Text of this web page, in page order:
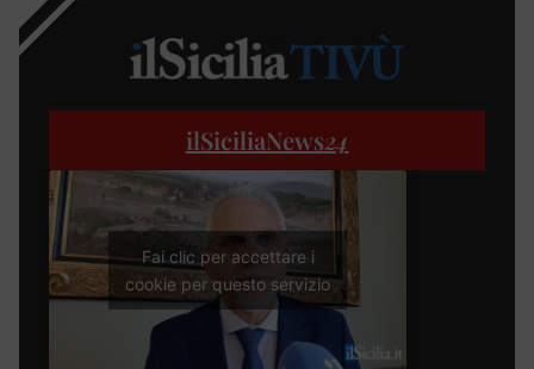
ilSiciliaNews24
Fai clic per accettare i
cookie per questo servizio